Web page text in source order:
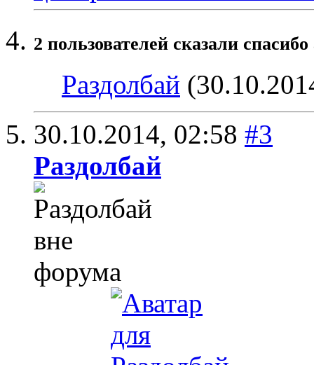
2 пользователей сказали
Раздолбай
30.10.2014, 02:58 #3
Раздолбай